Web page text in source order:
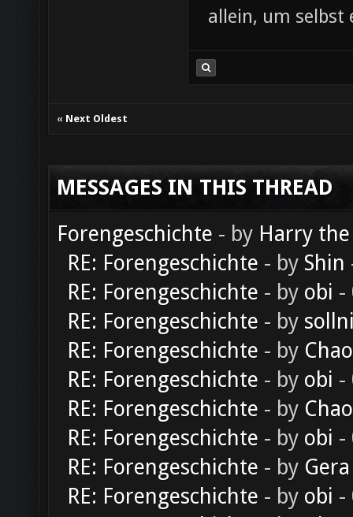
allein, um selbst
« Next Oldest
MESSAGES IN THIS THREAD
Forengeschichte - by Harry
RE: Forengeschichte - by Shin
RE: Forengeschichte - by obi -
RE: Forengeschichte - by
RE: Forengeschichte - by
RE: Forengeschichte - by obi -
RE: Forengeschichte - by
RE: Forengeschichte - by obi -
RE: Forengeschichte - by Gera
RE: Forengeschichte - by obi -